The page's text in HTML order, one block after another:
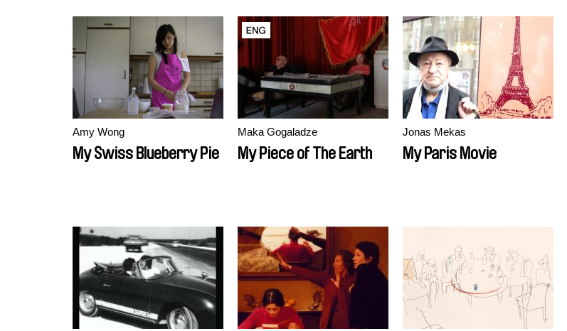
Amy Wong
My Swiss Blueberry Pie
Maka Gogaladze
My Piece of The Earth
Jonas Mekas
My Paris Movie